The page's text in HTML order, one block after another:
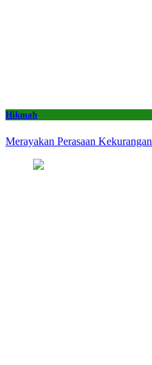
Hikmah
Merayakan Perasaan Kekurangan